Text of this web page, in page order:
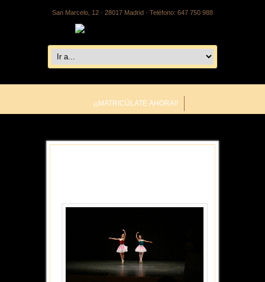
San Marcelo, 12 · 28017 Madrid · Teléfono: 647 750 988
¡¡MATRICÚLATE AHORA!!